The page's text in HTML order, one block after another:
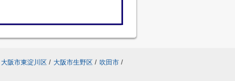
大阪市東淀川区 / 大阪市生野区 / 吹田市 /